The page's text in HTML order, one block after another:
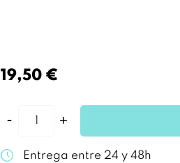
19,50 €
Entrega entre 24 y 48h